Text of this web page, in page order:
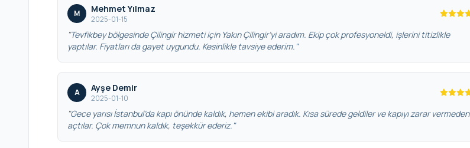
M Mehmet Yılmaz
2025-01-15
"Tevfikbey bölgesinde Çilingir hizmeti için Yakın Çilingir’yi aradım. Ekip çok profesyoneldi, işlerini titizlikle
yaptılar. Fiyatları da gayet uygundu. Kesinlikle tavsiye ederim."
A Ayşe Demir
2025-01-10
"Gece yarısı İstanbul’da kapı önünde kaldık, hemen ekibi aradık. Kısa sürede geldiler ve kapıyı zarar vermeden
açtılar. Çok memnun kaldık, teşekkür ederiz."